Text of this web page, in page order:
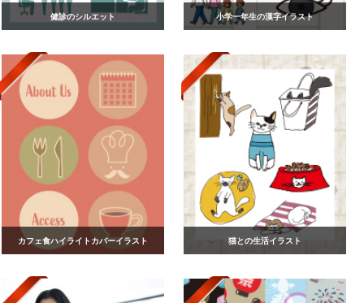
健診のシルエット 小学一年生の漢字イラスト
カフェ食ハイライトカバーイラスト 猫との生活イラスト